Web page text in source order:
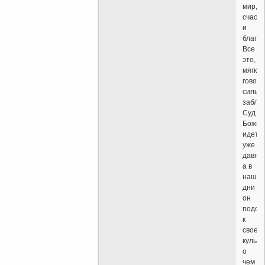
мир,
и
Все
это,
мягко
Суд
Божий
идет
уже
давно,
а в
наши
дни
он
к
своей
о
чем